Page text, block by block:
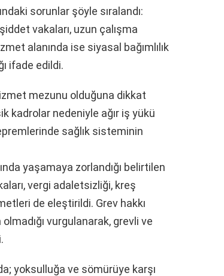
sorunlar şöyle sıralandı:
vakaları, uzun çalışma
alanında ise siyasal bağımlılık
ifade edildi.
mezunu olduğuna dikkat
kadrolar nedeniyle ağır iş yükü
sağlık sisteminin
yaşamaya zorlandığı belirtilen
vergi adaletsizliği, kreş
de eleştirildi. Grev hakkı
vurgulanarak, grevli ve
yoksulluğa ve sömürüye karşı